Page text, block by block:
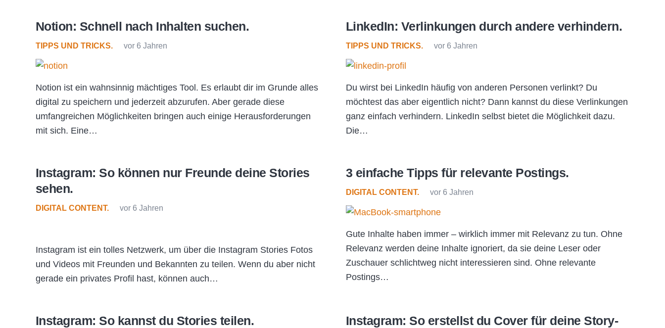
Notion: Schnell nach Inhalten suchen.
TIPPS UND TRICKS. vor 6 Jahren
Notion ist ein wahnsinnig mächtiges Tool. Es erlaubt dir im Grunde alles
digital zu speichern und jederzeit abzurufen. Aber gerade diese
umfangreichen Möglichkeiten bringen auch einige Herausforderungen
mit sich. Eine…
LinkedIn: Verlinkungen durch andere verhindern.
TIPPS UND TRICKS. vor 6 Jahren
Du wirst bei LinkedIn häufig von anderen Personen verlinkt? Du
möchtest das aber eigentlich nicht? Dann kannst du diese Verlinkungen
ganz einfach verhindern. LinkedIn selbst bietet die Möglichkeit dazu.
Die…
Instagram: So können nur Freunde deine Stories
sehen.
DIGITAL CONTENT. vor 6 Jahren
Instagram ist ein tolles Netzwerk, um über die Instagram Stories Fotos
und Videos mit Freunden und Bekannten zu teilen. Wenn du aber nicht
gerade ein privates Profil hast, können auch…
3 einfache Tipps für relevante Postings.
DIGITAL CONTENT. vor 6 Jahren
Gute Inhalte haben immer – wirklich immer mit Relevanz zu tun. Ohne
Relevanz werden deine Inhalte ignoriert, da sie deine Leser oder
Zuschauer schlichtweg nicht interessieren sind. Ohne relevante
Postings…
Instagram: So kannst du Stories teilen.
Instagram: So erstellst du Cover für deine Story-